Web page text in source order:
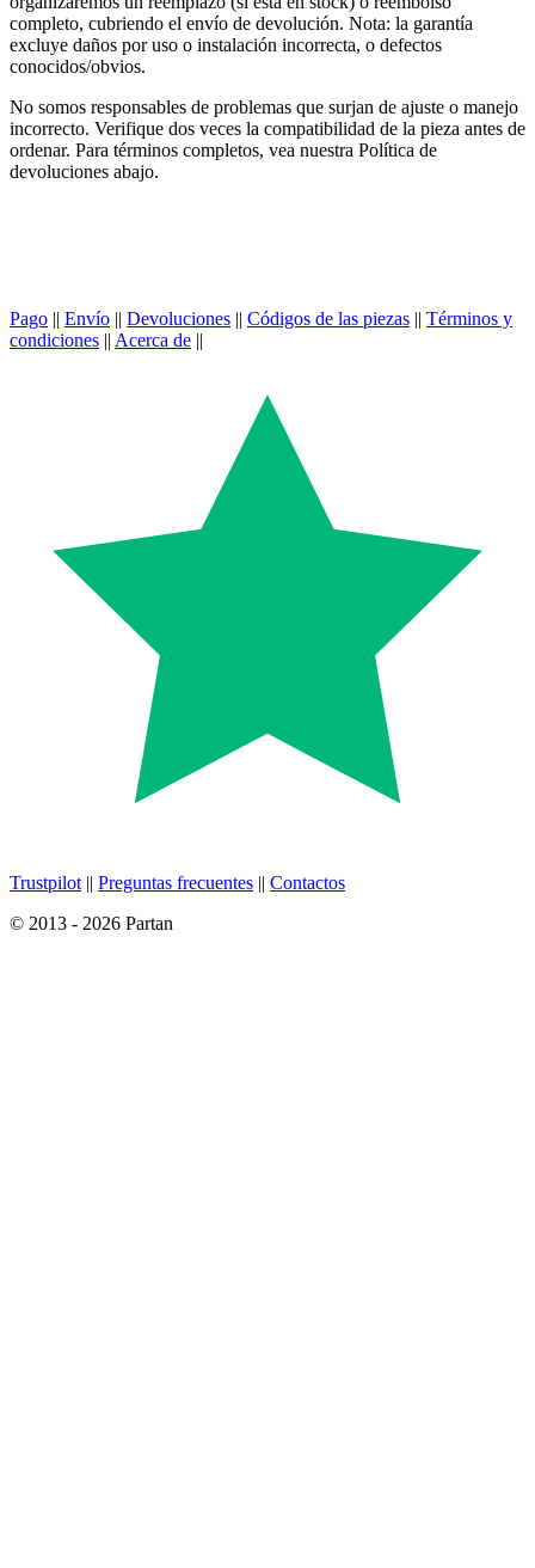
completo, cubriendo el envío de devolución. Nota: la garantía
excluye daños por uso o instalación incorrecta, o defectos
conocidos/obvios.
No somos responsables de problemas que surjan de ajuste o manejo
incorrecto. Verifique dos veces la compatibilidad de la pieza antes de
ordenar. Para términos completos, vea nuestra Política de
devoluciones abajo.
Pago || Envío || Devoluciones || Códigos de las piezas || Términos y
condiciones || Acerca de ||
Trustpilot || Preguntas frecuentes || Contactos
© 2013 - 2026 Partan